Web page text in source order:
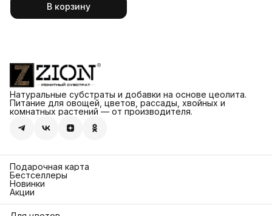
В корзину
Натуральные субстраты и добавки на основе цеолита.
Питание для овощей, цветов, рассады, хвойных и
комнатных растений — от производителя.
Подарочная карта
Бестселлеры
Новинки
Акции